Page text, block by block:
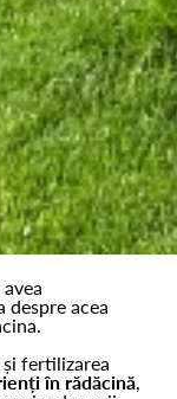
despre acea
fertilizarea
în rădăcină